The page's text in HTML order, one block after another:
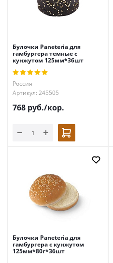
Булочки Paneteria для
гамбургера темные с
кунжутом 125мм*36шт
Россия
Артикул: 245505
768 руб./кор.
Булочки Paneteria для
гамбургера с кунжутом
125мм*80г*36шт